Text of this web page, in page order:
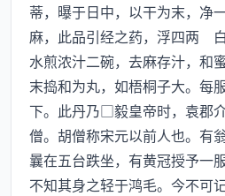
蒂，曝于日中，以干为末，
麻，此品引经之药，浮四两
水煎浓汁二碗，去麻存汁，和
末捣和为丸，如梧桐子大。每
下。此丹乃□毅皇帝时，袁郡
僧。胡僧称宋元以前人也。有
曩在五台跌坐，有黄冠授予一
不知其身之轻于鸿毛。今不可